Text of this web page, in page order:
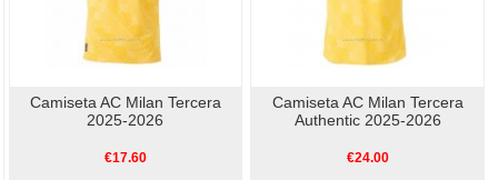
Camiseta AC Milan Tercera
2025-2026
€17.60
Camiseta AC Milan Tercera
Authentic 2025-2026
€24.00